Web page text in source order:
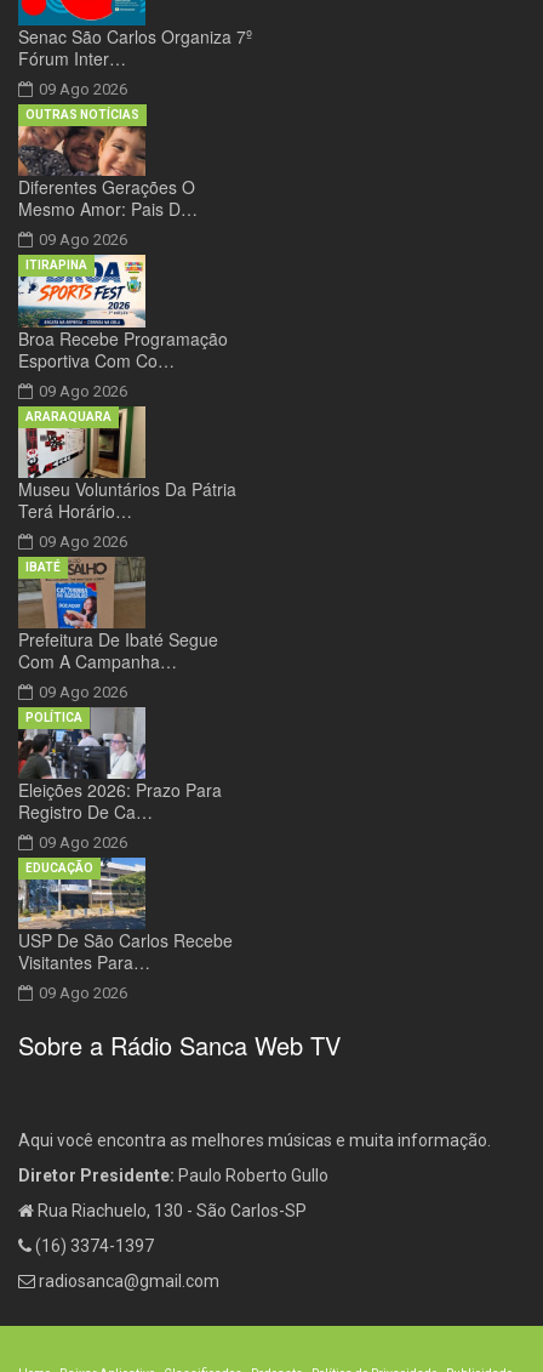
Senac São Carlos Organiza 7º
Fórum Inter…
09 Ago 2026
Diferentes Gerações O
Mesmo Amor: Pais D…
09 Ago 2026
OUTRAS NOTÍCIAS
Broa Recebe Programação
Esportiva Com Co…
09 Ago 2026
ITIRAPINA
Museu Voluntários Da Pátria
Terá Horário…
09 Ago 2026
ARARAQUARA
Prefeitura De Ibaté Segue
Com A Campanha…
09 Ago 2026
IBATÉ
Eleições 2026: Prazo Para
Registro De Ca…
09 Ago 2026
POLÍTICA
USP De São Carlos Recebe
Visitantes Para…
09 Ago 2026
EDUCAÇÃO
Sobre a Rádio Sanca Web TV
Aqui você encontra as melhores músicas e muita informação.
Diretor Presidente: Paulo Roberto Gullo
Rua Riachuelo, 130 - São Carlos-SP
(16) 3374-1397
radiosanca@gmail.com